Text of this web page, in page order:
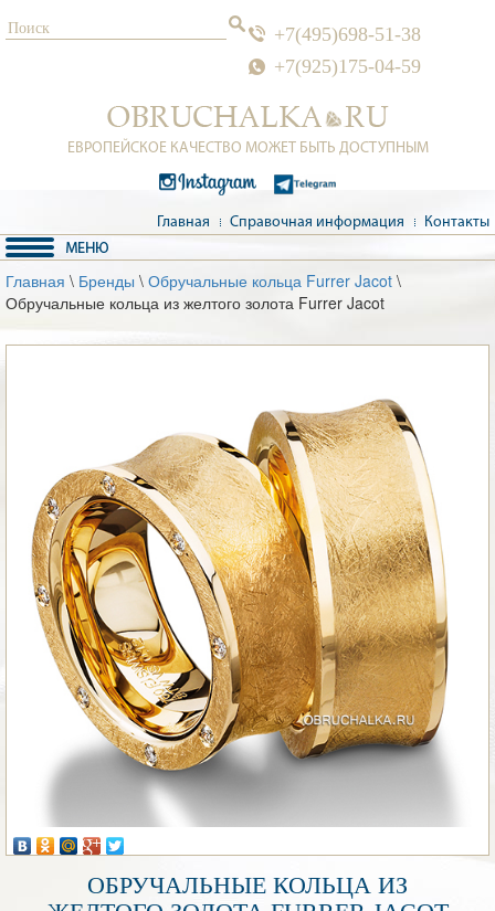
+7(495)698-51-38
+7(925)175-04-59
ЕВРОПЕЙСКОЕ КАЧЕСТВО МОЖЕТ БЫТЬ ДОСТУПНЫМ
Главная Справочная информация Контакты
Главная \ Бренды \ Обручальные кольца Furrer Jacot \
Обручальные кольца из желтого золота Furrer Jacot
ОБРУЧАЛЬНЫЕ КОЛЬЦА ИЗ